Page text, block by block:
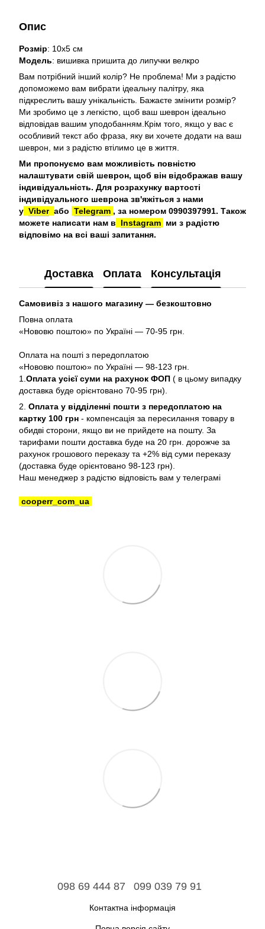
Опис
Розмір: 10х5 см
Модель: вишивка пришита до липучки велкро
Вам потрібний інший колір? Не проблема! Ми з радістю
допоможемо вам вибрати ідеальну палітру, яка
підкреслить вашу унікальність. Бажаєте змінити розмір?
Ми зробимо це з легкістю, щоб ваш шеврон ідеально
відповідав вашим уподобанням.Крім того, якщо у вас є
особливий текст або фраза, яку ви хочете додати на ваш
шеврон, ми з радістю втілимо це в життя.
Ми пропонуємо вам можливість повністю
налаштувати свій шеврон, щоб він відображав вашу
індивідуальність. Для розрахунку вартості
індивідуального шеврона зв'яжіться з нами
у Viber або Telegram , за номером 0990397991. Також
можете написати нам в
Instagram ми з радістю
відповімо на всі ваші запитання.
Доставка Оплата Консультація
Самовивіз з нашого магазину — безкоштовно
Повна оплата
«Нововю поштою» по Україні — 70-95 грн.
Оплата на пошті з передоплатою
«Нововю поштою» по Україні — 98-123 грн.
1. Оплата усієї суми на рахунок ФОП ( в цьому випадку
доставка буде орієнтовано 70-95 грн).
2. Оплата у відділенні пошти з передоплатою на
картку 100 грн - компенсація за пересилання товару в
обидві сторони, якщо ви не прийдете на пошту. За
тарифами пошти доставка буде на 20 грн. дорожче за
рахунок грошового переказу та +2% від суми переказу
(доставка буде орієнтовано 98-123 грн).
Наш менеджер з радістю відповість вам у телеграмі
cooperr_com_ua
098 69 444 87 099 039 79 91
Контактна інформація